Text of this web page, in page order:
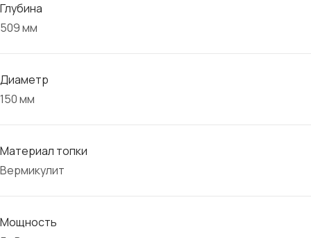
Глубина
509 мм
Диаметр
150 мм
Материал топки
Вермикулит
Мощность